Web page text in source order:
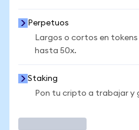
Perpetuos
Largos o cortos en
hasta 50x.
Staking
Pon tu cripto a trabajar y